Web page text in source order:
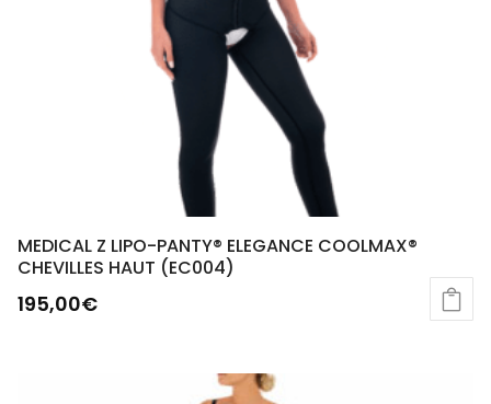
MEDICAL Z LIPO-PANTY® ELEGANCE COOLMAX®
CHEVILLES HAUT (EC004)
195,00€